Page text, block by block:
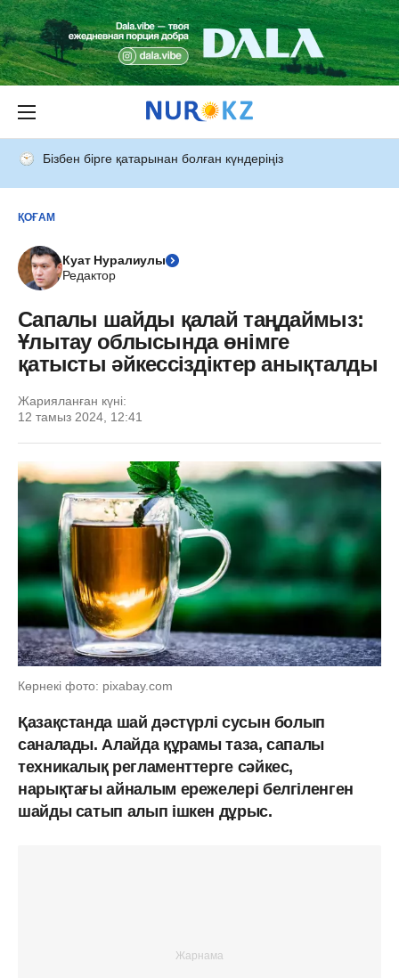
Бізбен бірге қатарынан болған күндеріңіз
ҚОҒАМ
Куат Нуралиулы
Редактор
Сапалы шайды қалай таңдаймыз:
Ұлытау облысында өнімге
қатысты әйкессіздіктер анықталды
Жарияланған күні:
12 тамыз 2024, 12:41
Көрнекі фото: pixabay.com
Қазақстанда шай дәстүрлі сусын болып
саналады. Алайда құрамы таза, сапалы
техникалық регламенттерге сәйкес,
нарықтағы айналым ережелері белгіленген
шайды сатып алып ішкен дұрыс.